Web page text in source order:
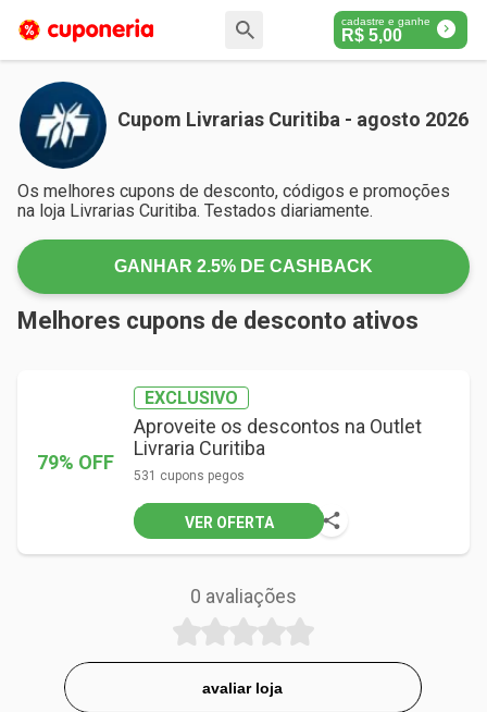
cadastre e ganhe
R$ 5,00
Cupom Livrarias Curitiba - agosto 2026
Os melhores cupons de desconto, códigos e promoções
na loja Livrarias Curitiba. Testados diariamente.
GANHAR 2.5% DE CASHBACK
Melhores cupons de desconto ativos
79% OFF
EXCLUSIVO
Aproveite os descontos na Outlet
Livraria Curitiba
531 cupons pegos
VER OFERTA
0 avaliações
avaliar loja